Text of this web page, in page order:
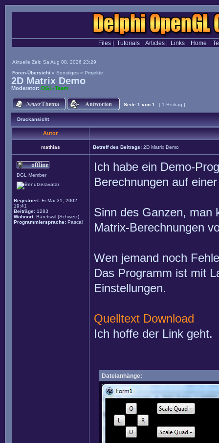
Files| Tutorials| Articles| Links| Home
Aktuelle Zeit: Sa Aug 08, 2026 23:29
Foren-Übersicht » Sonstiges » Projekte
2D Matrix Demo
Moderator: DGL-Team
Seite 1 von 1 [ 1 Beitrag ]
Druckansicht
Autor
mathias Betreff des Beitrags: 2D Matrix Demo
DGL Member
Registriert: Fr Mai 31, 2002
19:41
Beiträge: 1283
Wohnort: Bäretswil (Schweiz)
Programmiersprache: Pascal
Ich habe ein Demo-
Berechnungen auf
Sinn des Ganzen, man
Matrix-Berechnungen
Wen jemand noch
Das Programm ist mit
Einstellungen.
Quelltext Download
Ich hoffe der Link geht.
Dateianhänge: